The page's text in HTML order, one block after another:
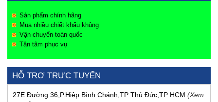
Sản phẩm chính hãng
Mua nhiều chiết khấu khủng
Vận chuyển toàn quốc
Tận tâm phục vụ
HỖ TRỢ TRỰC TUYẾN
27E Đường 36,P.Hiệp Bình Chánh,TP Thủ Đức,TP HCM (Xem